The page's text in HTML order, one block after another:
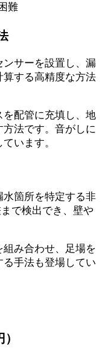
難
サーを設置し、漏
する高精度な方法
配管に充填し、地
法です。音がしに
います。
箇所を特定する非
で検出でき、壁や
み合わせ、足場を
手法も登場してい